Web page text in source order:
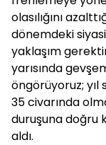
olasılığını
dönemdeki
yaklaşım
yarısında
öngörüyoruz;
35 civarında
duruşuna doğru
aldı.